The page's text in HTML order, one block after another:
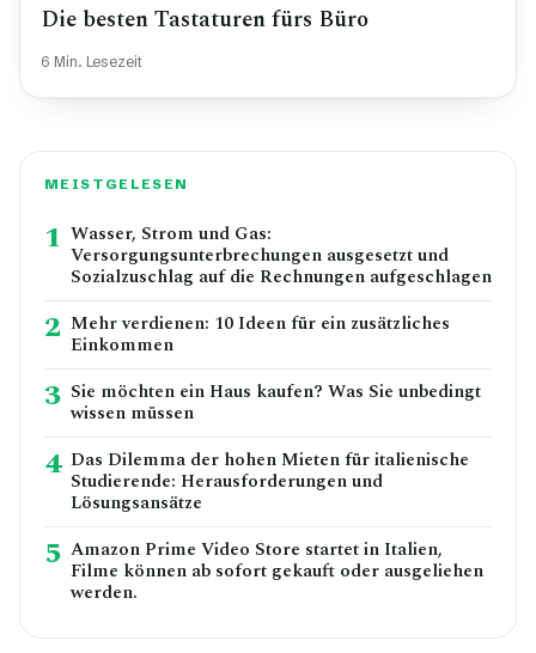
Die besten Tastaturen fürs Büro
6 Min. Lesezeit
MEISTGELESEN
1 Wasser, Strom und Gas:
Versorgungsunterbrechungen ausgesetzt und
Sozialzuschlag auf die Rechnungen aufgeschlagen
2 Mehr verdienen: 10 Ideen für ein zusätzliches
Einkommen
3 Sie möchten ein Haus kaufen? Was Sie unbedingt
wissen müssen
4 Das Dilemma der hohen Mieten für italienische
Studierende: Herausforderungen und
Lösungsansätze
5 Amazon Prime Video Store startet in Italien,
Filme können ab sofort gekauft oder ausgeliehen
werden.